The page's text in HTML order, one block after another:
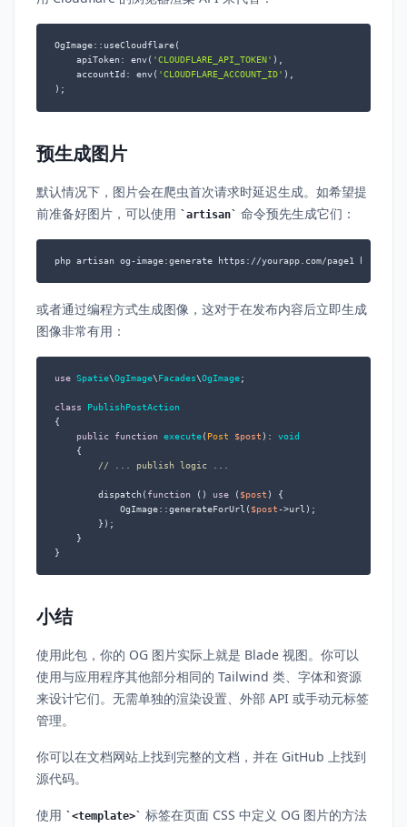
OgImage::useCloudflare(
    apiToken: env(
'CLOUDFLARE_API_TOKEN' ),
    accountId: env(
'CLOUDFLARE_ACCOUNT_ID' ),
);
预生成图片
默认情况下，图片会在爬虫首次请求时延迟生成。如希望提
前准备好图片，可以使用
artisan 命令预先生成它们：
php artisan og-image:generate https://yourapp.com/page1 https://
或者通过编程方式生成图像，这对于在发布内容后立即生成
图像非常有用：
use Spatie\OgImage\ Facades\OgImage;
class
PublishPostAction
{
public
function execute( Post $post ): void
{
// ... publish logic ...
        dispatch(
function ( ) use ( $post )
{
            OgImage::generateForUrl(
$post->url);
        });
    }
}
小结
使用此包，你的 OG 图片实际上就是 Blade 视图。你可以
使用与应用程序其他部分相同的 Tailwind 类、字体和资源
来设计它们。无需单独的渲染设置、外部 API 或手动元标签
管理。
你可以在文档网站上找到完整的文档，并在 GitHub 上找到
源代码。
使用 <template>
标签在页面 CSS 中定义 OG 图片的方法